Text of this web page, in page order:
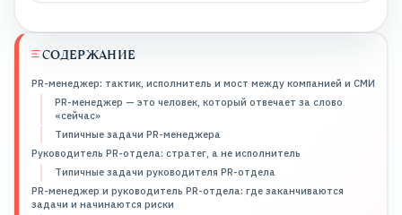
СОДЕРЖАНИЕ
PR-менеджер: тактик, исполнитель и мост между компанией и СМИ
PR-менеджер — это человек, который отвечает за слово
«сейчас»
Типичные задачи PR-менеджера
Руководитель PR-отдела: стратег, а не исполнитель
Типичные задачи руководителя PR-отдела
PR-менеджер и руководитель PR-отдела: где заканчиваются
задачи и начинаются риски